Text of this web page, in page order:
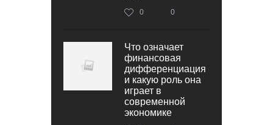
0 0
Что означает
финансовая
дифференциация
и какую роль она
играет в
современной
экономике